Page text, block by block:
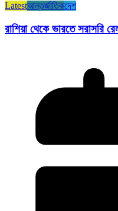
Latestআন্তর্জাতিকদেশ
রাশিয়া থেকে ভারতে সরাসরি